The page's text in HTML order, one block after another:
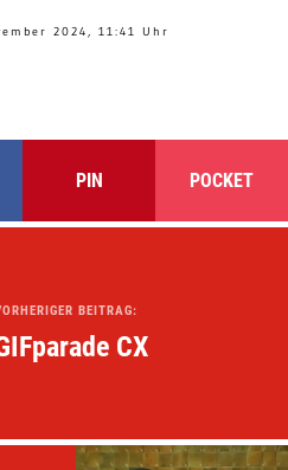
2024, 11:41 Uhr
PIN POCKET
BEITRAG:
CX